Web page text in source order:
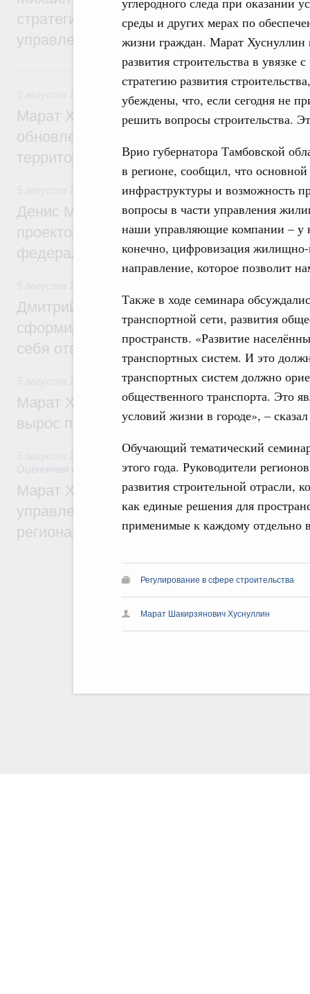
среды и других мерах по
жизни граждан. Марат Хуснуллин
развития строительства в
стратегию развития
убеждены, что, если сегодня не
решить вопросы строительства.
Врио губернатора Тамбовской
в регионе, сообщил, что
инфраструктуры и возможность
вопросы в части управления
наши управляющие компании – у
конечно, цифровизация жилищно-
направление, которое позволит
Также в ходе семинара
транспортной сети, развития
пространств. «Развитие
транспортных систем. И это
транспортных систем должно
общественного транспорта. Это
условий жизни в городе», –
Обучающий тематический
этого года. Руководители
развития строительной отрасли,
как единые решения для
применимые к каждому отдельно
Регулирование в сфере строительства
Марат Шакирзянович Хуснуллин
стратегической сессии о
управления научно-технологическим
5 августа, среда
Жилищно-коммунальное хозяйство
Марат Хуснуллин: Более 4,3 тыс.
обновлено в России при участии Фонда
территорий
Инструменты развития территорий.
Денис Мантуров провёл совещание по
проектов института кураторства в
федеральном округе
Дмитрий Чернышенко: Всемирный
сформировал целое сообщество людей,
себя ответственность за будущее
Национальный проект «Инфраструктура
Марат Хуснуллин: Ввод нежилых зданий
вырос почти на треть
Земельные отношения. Кадастровая
Оценочная деятельность
Марат Хуснуллин: По решению
управление «ДОМ.РФ» перейдёт более
регионах